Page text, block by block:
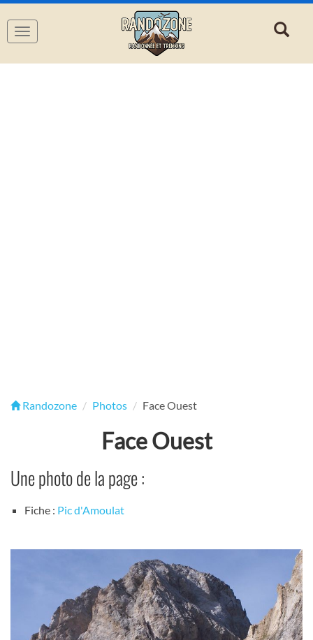
Navigation
Randozone Photos Face Ouest
Face Ouest
Une photo de la page :
Fiche : Pic d'Amoulat